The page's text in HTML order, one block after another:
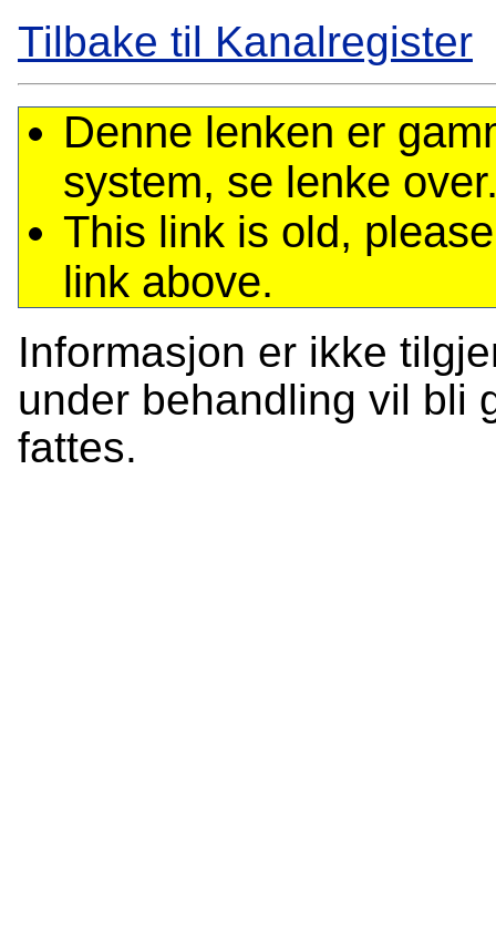
Tilbake til Kanalregister
Denne lenken er
system, se lenke
This link is old,
link above.
Informasjon er ikke
under behandling vil bli
fattes.